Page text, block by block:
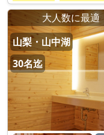
大人数に最
山梨・山中湖
30名迄